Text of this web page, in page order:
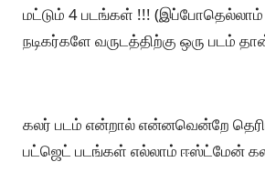
மட்டும் 4 படங்கள் !!! (இப்போதெல்லாம்
நடிகர்களே வருடத்திற்கு ஒரு படம்
கலர் படம் என்றால் என்னவென்றே
பட்ஜெட் படங்கள் எல்லாம் ஈஸ்ட்மேன்